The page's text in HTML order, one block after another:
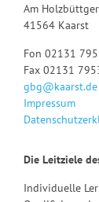
Am
41564 Kaarst
Fon 02131
Fax 02131
gbg@kaarst.de
Impressum
Die Leitziele
Individuelle